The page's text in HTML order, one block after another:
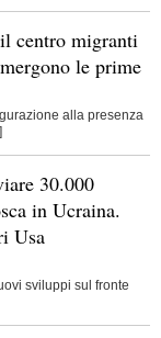
centro migranti
le prime
alla presenza
30.000
in Ucraina.
Usa
sviluppi sul fronte